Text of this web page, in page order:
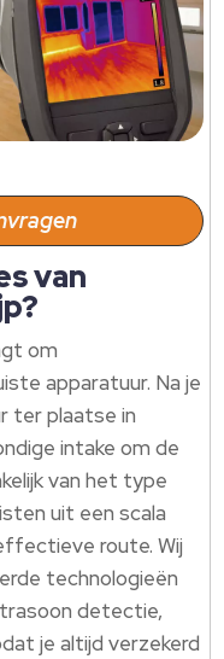
van
om
apparatuur. Na je
ter plaatse in
intake om de
van het type
uit een scala
route. Wij
technologieën
detectie,
je altijd verzekerd